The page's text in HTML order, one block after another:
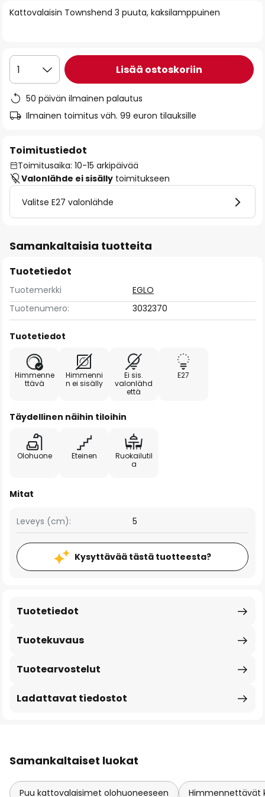
of
gallery
Kattovalaisin Townshend 3 puuta, kaksilamppuinen
1 Lisää ostoskoriin
50 päivän ilmainen palautus
Ilmainen toimitus väh. 99 euron tilauksille
Toimitustiedot
Toimitusaika: 10-15 arkipäivää
Valonlähde ei sisälly toimitukseen
Valitse E27 valonlähde
Samankaltaisia tuotteita
Tuotetiedot
Tuotemerkki
EGLO
Tuotenumero:
3032370
Tuotetiedot
Himmenne
ttävä
Himmenni
n ei sisälly
Ei sis.
valonlähd
että
E27
Täydellinen näihin tiloihin
Olohuone Eteinen
Ruokailutil
a
Mitat
Leveys (cm): 5
Kysyttävää tästä tuotteesta?
Tuotekuvaus
Tuotetiedot
Tuotearvostelut
Ladattavat tiedostot
Samankaltaiset luokat
Puu kattovalaisimet olohuoneeseen Himmennettävät